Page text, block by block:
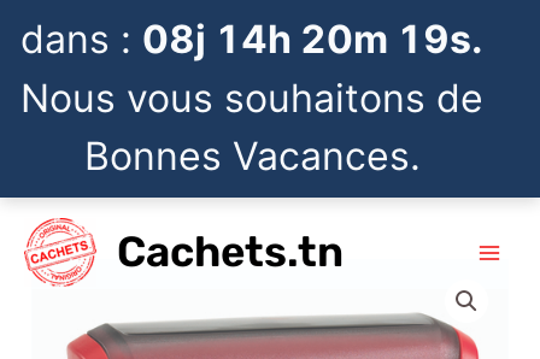
dans : 08j 14h 20m 19s.
Nous vous souhaitons de
Bonnes Vacances.
contenu
Cachets.tn